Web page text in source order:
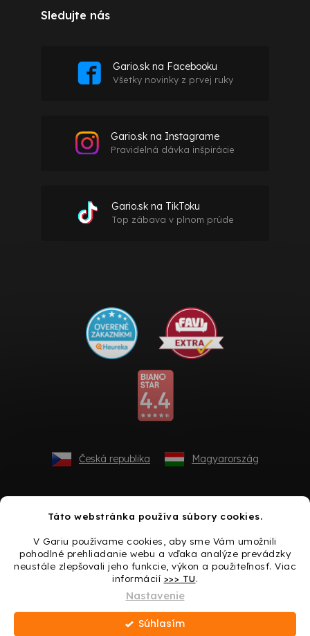
Táto webstránka používa súbory cookies.
V Gariu používame cookies, aby sme Vám umožnili
pohodlné prehliadanie webu a vďaka analýze prevádzky
neustále zlepšovali jeho funkcie, výkon a použiteľnosť. Viac
informácií >>> TU.
Nastavenie
Súhlasím
Sledujte nás
Gario.sk na Facebooku
Všetky novinky z prvej ruky
Gario.sk na Instagrame
Pravidelná dávka inšpirácie
Gario.sk na TikToku
Top zábava v plnom prúde
Česká republika Magyarország
Vytvoril Shoptet